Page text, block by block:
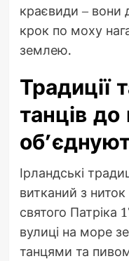
краєвиди – вони
крок по моху
землею.
Традиції
танців
Ірландські
витканий з ниток
святого Патріка
вулиці на море
танцями та